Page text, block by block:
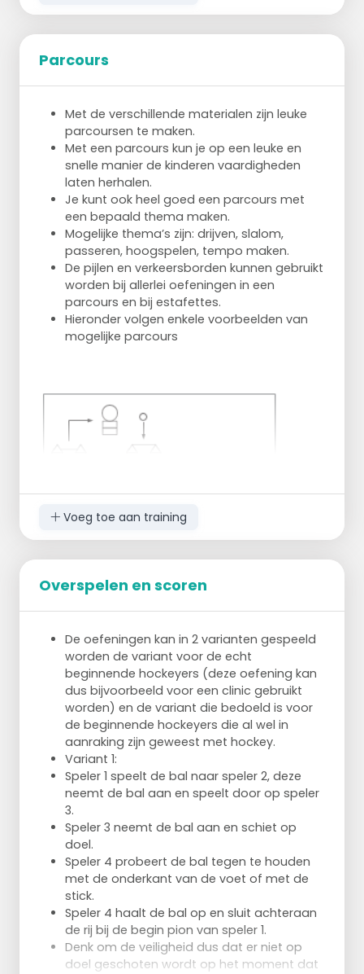
alle spelers gaan op een helft in een cirkel
iedereen heeft een bal
benen gestrekt houden boven de grond
1ste oefening = iedereen geeft de bal naar
links door
2de oefening = iedereen geeft de bal naar
rechts door
3de oefening = zelfde met paar "medizin"
ballen doen of 1 of 2 "medizin" ballen
ertussen
nu in plank stelling of opdruk houding
1ste oefening = iedereen rolt de bal onder
zich door naar de volgende speler door /
links omheen
2de oefening = iedereen rolt de bal onder
3de oefening = nu mag de bal ook naar een
andere speler gerold worden bv. naar de
andere kant
Parcours
Met de verschillende materialen zijn leuke
parcoursen te maken.
Met een parcours kun je op een leuke en
snelle manier de kinderen vaardigheden
laten herhalen.
Je kunt ook heel goed een parcours met
een bepaald thema maken.
Mogelijke thema’s zijn: drijven, slalom,
passeren, hoogspelen, tempo maken.
De pijlen en verkeersborden kunnen gebruikt
worden bij allerlei oefeningen in een
parcours en bij estafettes.
Hieronder volgen enkele voorbeelden van
mogelijke parcours
Voeg toe aan training
Overspelen en scoren
De oefeningen kan in 2 varianten gespeeld
worden de variant voor de echt
beginnende hockeyers (deze oefening kan
dus bijvoorbeeld voor een clinic gebruikt
worden) en de variant die bedoeld is voor
de beginnende hockeyers die al wel in
aanraking zijn geweest met hockey.
Variant 1:
Speler 1 speelt de bal naar speler 2, deze
neemt de bal aan en speelt door op speler
3.
Speler 3 neemt de bal aan en schiet op
doel.
Speler 4 probeert de bal tegen te houden
met de onderkant van de voet of met de
stick.
Speler 4 haalt de bal op en sluit achteraan
de rij bij de begin pion van speler 1.
Denk om de veiligheid dus dat er niet op
doel geschoten wordt op het moment dat